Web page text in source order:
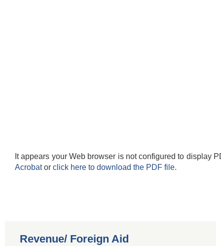
It appears your Web browser is not configured to display
Acrobator click here to download the PDF file.
Revenue/ Foreign Aid